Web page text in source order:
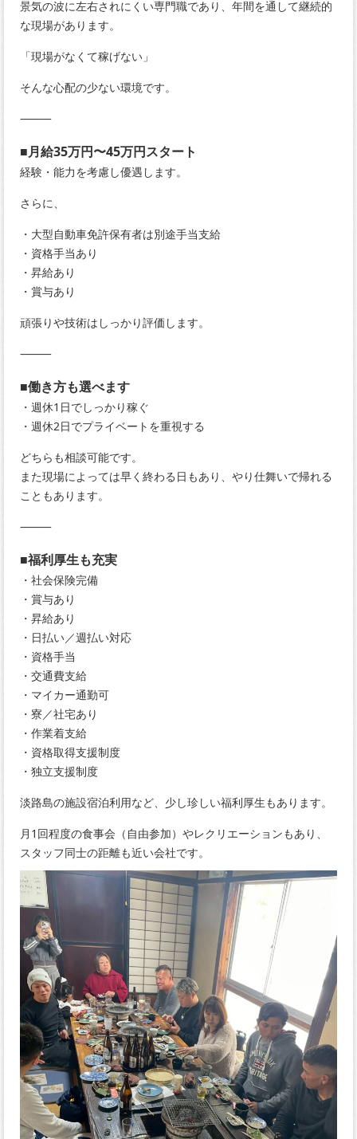
景気の波に左右されにくい専門職であり、年間を通して継続的
な現場があります。
「現場がなくて稼げない」
そんな心配の少ない環境です。
⸻
■月給35万円〜45万円スタート
経験・能力を考慮し優遇します。
さらに、
・大型自動車免許保有者は別途手当支給
・資格手当あり
・昇給あり
・賞与あり
頑張りや技術はしっかり評価します。
⸻
■働き方も選べます
・週休1日でしっかり稼ぐ
・週休2日でプライベートを重視する
どちらも相談可能です。
また現場によっては早く終わる日もあり、やり仕舞いで帰れる
こともあります。
⸻
■福利厚生も充実
・社会保険完備
・賞与あり
・昇給あり
・日払い／週払い対応
・資格手当
・交通費支給
・マイカー通勤可
・寮／社宅あり
・作業着支給
・資格取得支援制度
・独立支援制度
淡路島の施設宿泊利用など、少し珍しい福利厚生もあります。
月1回程度の食事会（自由参加）やレクリエーションもあり、
スタッフ同士の距離も近い会社です。